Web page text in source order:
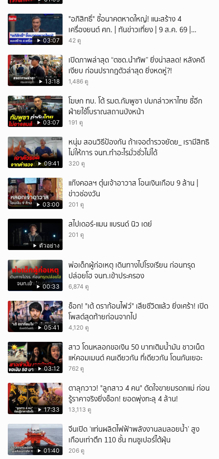
03:07
"อภิสิทธิ์" ชี้อนาคตหาดใหญ่! แนะสร้าง 4
เครื่องยนต์ ศก. | ทันข่าวเที่ยง | 9 ส.ค. 69 |
NationTV22
42 ดู
13:18
เปิดภาพล่าสุด “ตชด.นำทัพ” ยิ่งน่าสลด! หลังคดี
เงียบ ก่อนปรากฎตัวล่าสุด ยิ่งหดหู่?!
1,486 ดู
03:07
โฆษก ทบ. โต้ รมต.กัมพูชา ปมกล่าวหาไทย ชี้อีก
ฝ่ายใช้โบราณสถานบังหน้า
191 ดู
09:41
หนุ่ม สอนวิธีป้องกัน ถ้าเจอตำรวจยัดย_ เรามีสิทธิ
ไม่ให้การ จนท.ทำอะไรมั่วซั่วไม่ได้
320 ดู
03:00
แก๊งคอลฯ ตุ๋นเจ้าอาวาส โอนเงินเกือบ 9 ล้าน |
ข่าวช่องวัน
201 ดู
ตัวอย่าง
สไปเดอร์-แมน แบรนด์ นิว เดย์
201 ดู
00:33
พ่อเด็กผู้ก่อเหตุ เดินทางไปโรงเรียน ก่อนทรุด
ปล่อยโฮ จนท.เข้าประครอง
6,874 ดู
05:41
ช็อก! "เต้ ดราก้อนไฟว์" เสียชีวิตแล้ว ยิ่งเศร้า! เปิด
โพสต์สุดท้ายก่อนจากไป
4,120 ดู
03:12
สาว โดนหลอกขอเงิน 50 บาทเติมน้ำมัน ชาวเน็ต
แห่คอมเมนต์ คนเดียวกัน ที่เดียวกัน โดนกันเยอะ
762 ดู
17:33
ตาลุกวาว! "ลูกสาว 4 คน" ตัดใจขายมรดกแม่ ก่อน
รู้ราคาจริงยิ่งช็อก! ยอดพุ่งทะลุ 4 ล้าน!
13,113 ดู
01:40
จีนเปิด ‘แท่นผลิตไฟฟ้าพลังงานลมลอยน้ำ’ สูง
เกือบเท่าตึก 110 ชั้น ทนซูเปอร์ไต้ฝุ่น
206 ดู